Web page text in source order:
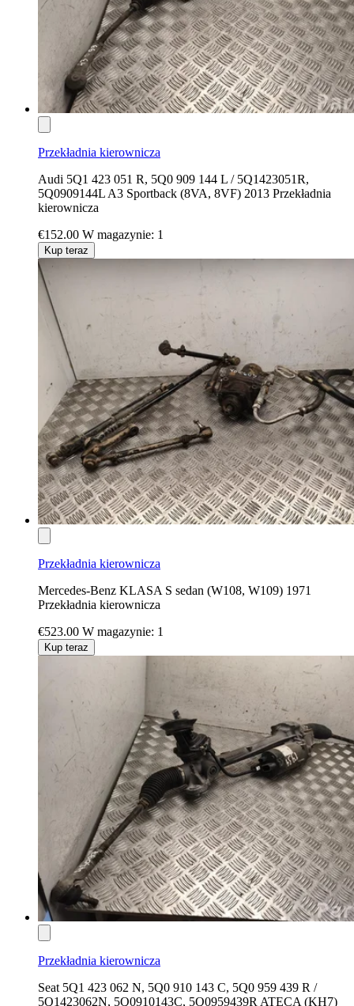
Przekładnia kierownicza
Audi 5Q1 423 051 R, 5Q0 909 144 L / 5Q1423051R,
5Q0909144L A3 Sportback (8VA, 8VF) 2013 Przekładnia
kierownicza
€152.00 W magazynie: 1
Kup teraz
Przekładnia kierownicza
Mercedes-Benz KLASA S sedan (W108, W109) 1971
Przekładnia kierownicza
€523.00 W magazynie: 1
Kup teraz
Przekładnia kierownicza
Seat 5Q1 423 062 N, 5Q0 910 143 C, 5Q0 959 439 R /
5Q1423062N, 5Q0910143C, 5Q0959439R ATECA (KH7)